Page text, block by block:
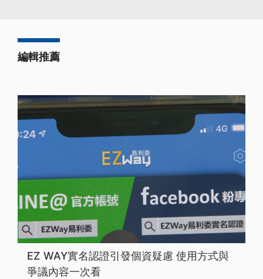
編輯推薦
EZ WAY實名認證引發個資疑慮 使用方式與
爭議內容一次看